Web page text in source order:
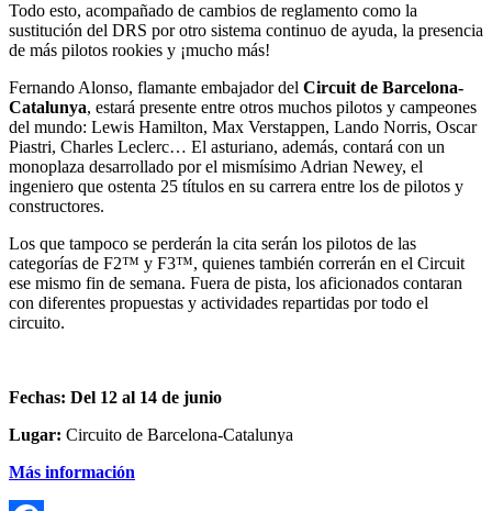
Todo esto, acompañado de cambios de reglamento como la
sustitución del DRS por otro sistema continuo de ayuda, la presencia
de más pilotos rookies y ¡mucho más!
Fernando Alonso, flamante embajador del Circuit de Barcelona-
Catalunya, estará presente entre otros muchos pilotos y campeones
del mundo: Lewis Hamilton, Max Verstappen, Lando Norris, Oscar
Piastri, Charles Leclerc… El asturiano, además, contará con un
monoplaza desarrollado por el mismísimo Adrian Newey, el
ingeniero que ostenta 25 títulos en su carrera entre los de pilotos y
constructores.
Los que tampoco se perderán la cita serán los pilotos de las
categorías de F2™ y F3™, quienes también correrán en el Circuit
ese mismo fin de semana. Fuera de pista, los aficionados contaran
con diferentes propuestas y actividades repartidas por todo el
circuito.
Fechas: Del 12 al 14 de junio
Lugar: Circuito de Barcelona-Catalunya
Más información